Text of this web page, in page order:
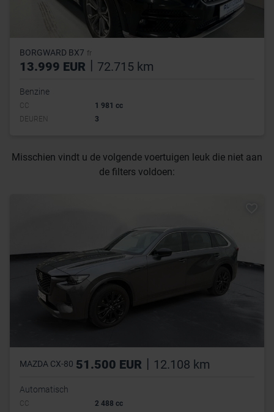
BORGWARD BX7 fr
13.999 EUR 72.715 km
Benzine
CC
1 981 cc
DEUREN
3
Misschien vindt u de volgende voertuigen leuk die niet aan
de filters voldoen:
MAZDA CX-80 51.500 EUR | 12.108 km
Automatisch
CC
2 488 cc